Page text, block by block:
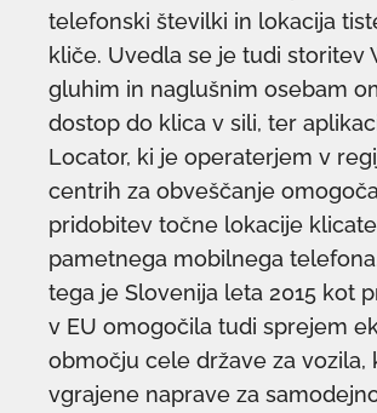
telefonski številki in lokacija
kliče. Uvedla se je tudi storitev
gluhim in naglušnim osebam
dostop do klica v sili, ter
Locator, ki je operaterjem v
centrih za obveščanje
pridobitev točne lokacije
pametnega mobilnega
tega je Slovenija leta 2015 kot
v EU omogočila tudi sprejem
območju cele države za vozila,
vgrajene naprave za